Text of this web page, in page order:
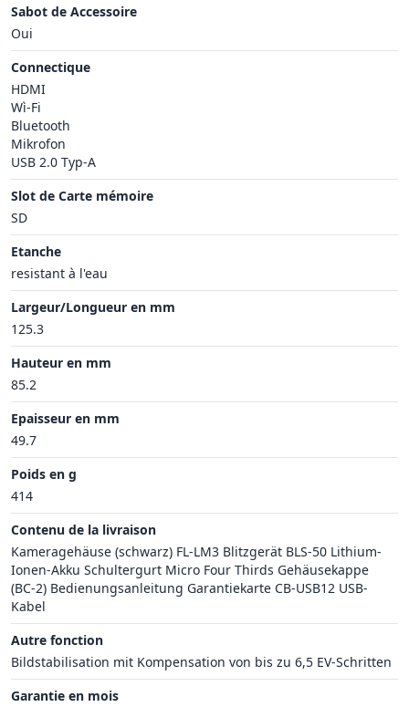
Sabot de Accessoire
Oui
Connectique
HDMI
Wì-Fi
Bluetooth
Mikrofon
USB 2.0 Typ-A
Slot de Carte mémoire
SD
Etanche
resistant à l'eau
Largeur/Longueur en mm
125.3
Hauteur en mm
85.2
Epaisseur en mm
49.7
Poids en g
414
Contenu de la livraison
Kameragehäuse (schwarz) FL‑LM3 Blitzgerät BLS‑50 Lithium-
Ionen-Akku Schultergurt Micro Four Thirds Gehäusekappe
(BC‑2) Bedienungsanleitung Garantiekarte CB‑USB12 USB-
Kabel
Autre fonction
Bildstabilisation mit Kompensation von bis zu 6,5 EV-Schritten
Garantie en mois